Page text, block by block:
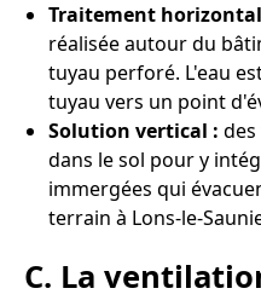
Traitement
réalisée autour du
tuyau perforé. L'eau
tuyau vers un point
Solution vertical :
dans le sol pour y
immergées qui
terrain à Lons-le-
C. La